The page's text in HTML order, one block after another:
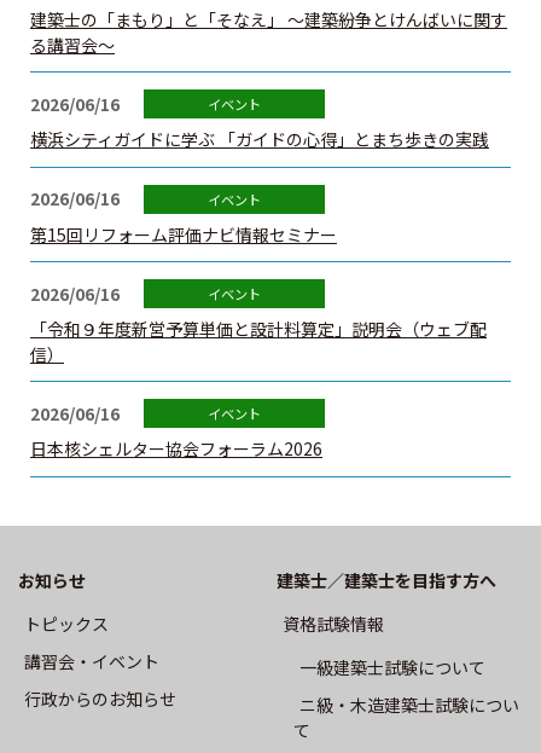
建築士定期講習
建築士会を利用する
書籍等の購⼊
⽀部・委員会
関連団体
賛助・特別会員
建築士を探そう
カレンダー
CPD制度
専攻建築士制度
会員専用
建築士の「まもり」と「そなえ」 ～建築紛争とけんばいに関す
る講習会～
2026/06/16
横浜シティガイドに学ぶ 「ガイドの心得」とまち歩きの実践
2026/06/16
第15回リフォーム評価ナビ情報セミナー
2026/06/16
「令和９年度新営予算単価と設計料算定」説明会（ウェブ配
信）
2026/06/16
日本核シェルター協会フォーラム2026
お知らせ
トピックス
講習会・イベント
⾏政からのお知らせ
建築士／建築士を目指す方へ
資格試験情報
⼀級建築⼠試験について
ニ級・⽊造建築⼠試験につい
て